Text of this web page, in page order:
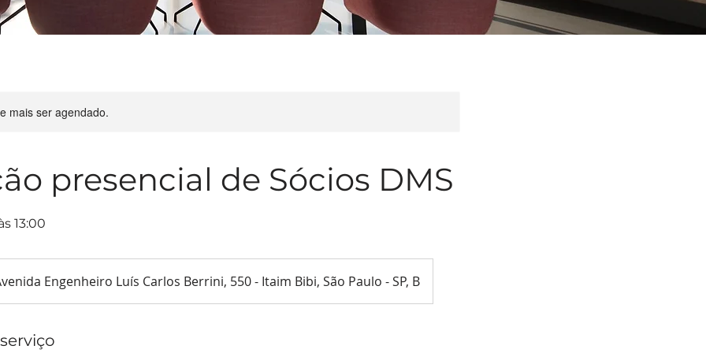
mais ser agendado.
presencial de Sócios DMS
13:00
Engenheiro Luís Carlos Berrini, 550 - Itaim Bibi, São Paulo - SP, B